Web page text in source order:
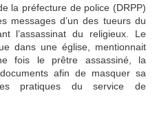
la préfecture de police (DRPP)
messages d’un des tueurs du
l’assassinat du religieux. Le
dans une église, mentionnait
fois le prêtre assassiné, la
afin de masquer sa
pratiques du service de